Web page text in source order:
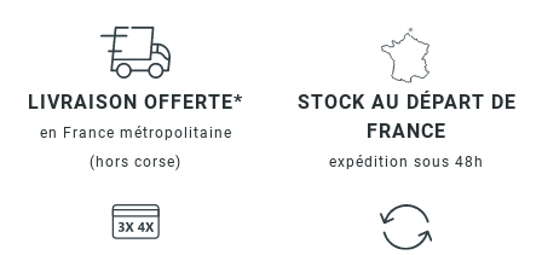
LIVRAISON OFFERTE*
en France métropolitaine
(hors corse)
STOCK AU DÉPART DE
FRANCE
expédition sous 48h